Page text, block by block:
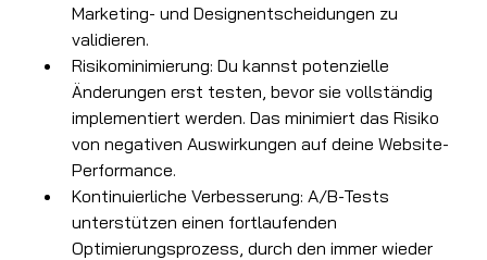
Marketing- und Designentscheidungen zu
validieren.
Risikominimierung: Du kannst potenzielle
Änderungen erst testen, bevor sie vollständig
implementiert werden. Das minimiert das Risiko
von negativen Auswirkungen auf deine Website-
Performance.
Kontinuierliche Verbesserung: A/B-Tests
unterstützen einen fortlaufenden
Optimierungsprozess, durch den immer wieder